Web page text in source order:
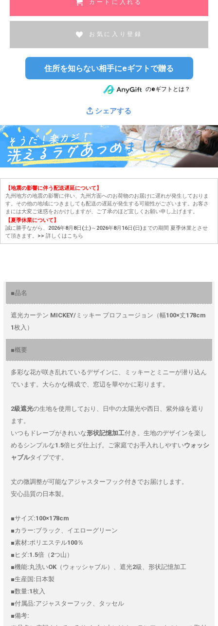
カートに入れる
お気に入り登録
住所を知らない相手にeギフトで贈る
のeギフトとは？
シェアする
【地震の影響に伴う配送遅延について】
九州地方の地震の影響に伴い、九州方面へのお荷物のお届けに遅れが発生しておりま
す。その他の地域につきましても配送の遅延が発生する可能性がございます。お客さ
まには大変ご迷惑をおかけしますが、ご了承のほど宜しくお願い申し上げます。
【夏季休業について】
誠に勝手ながら、2026年8月8日(土)～2026年8月16日(日)までの期間 夏季休業とさせ
て頂きます。 >> 詳しくはこちら
■品名
遮光カーテン MICKEY/ミッキー プロフュージョン（幅100×丈178cm
1枚入）
■概要
多彩な花が咲き乱れているデザインに、ミッキーとミニーが潜り込ん
でいます。大らかな構成で、窓辺を華やかに彩ります。
2級遮光の生地を使用しており、日中の太陽光や西日、紫外線を遮り
ます。
いつもドレープがきれいな形状記憶加工付き。生地のデザインを楽し
めるシンプルな1.5倍ヒダ仕上げ。ご家庭でお手入れしやすいウォッシ
ャブルタイプです。
丈の微調整が可能なアジャスターフック付きでお届けします。
安心品質の日本製。
■サイズ:100×178cm
■カラー:ブラック、イエローグリーン
■素材:ポリエステル100％
■ヒダ:1.5倍（2つ山）
■機能:丸洗いOK（ウォッシャブル）、遮光2級、形状記憶加工
■生産国:日本製
■数量:1枚入
■付属品:アジャスターフック、タッセル
■備考: